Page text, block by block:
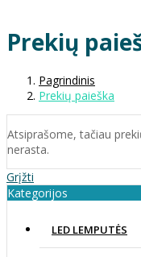
Prekių
Pagrindinis
Prekių paieška
Atsiprašome, tačiau
nerasta.
Grįžti
Kategorijos
LED LEMPUTĖS